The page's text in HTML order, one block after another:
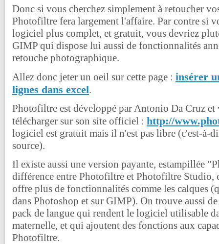
Donc si vous cherchez simplement à retoucher
Photofiltre fera largement l'affaire. Par contre si
logiciel plus complet, et gratuit, vous devriez
GIMP qui dispose lui aussi de fonctionnalités
retouche photographique.
Allez donc jeter un oeil sur cette page : insérer
lignes dans excel.
Photofiltre est développé par Antonio Da Cruz et
télécharger sur son site officiel : http://
logiciel est gratuit mais il n'est pas libre (c'est-à-
source).
Il existe aussi une version payante, estampillée
différence entre Photofiltre et Photofiltre Studio,
offre plus de fonctionnalités comme les calques
dans Photoshop et sur GIMP). On trouve aussi
pack de langue qui rendent le logiciel utilisable
maternelle, et qui ajoutent des fonctions aux
Photofiltre.